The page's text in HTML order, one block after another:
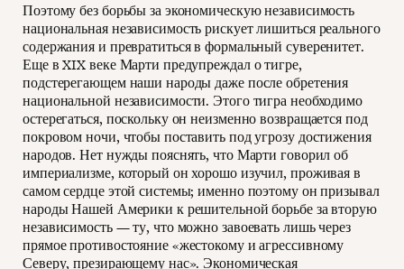
Поэтому без борьбы за экономическую независимость
национальная независимость рискует лишиться реального
содержания и превратиться в формальный суверенитет.
Еще в XIX веке Марти предупреждал о тигре,
подстерегающем наши народы даже после обретения
национальной независимости. Этого тигра необходимо
остерегаться, поскольку он неизменно возвращается под
покровом ночи, чтобы поставить под угрозу достижения
народов. Нет нужды пояснять, что Марти говорил об
империализме, который он хорошо изучил, проживая в
самом сердце этой системы; именно поэтому он призывал
народы Нашей Америки к решительной борьбе за вторую
независимость — ту, что можно завоевать лишь через
прямое противостояние «жестокому и агрессивному
Северу, презирающему нас». Экономическая